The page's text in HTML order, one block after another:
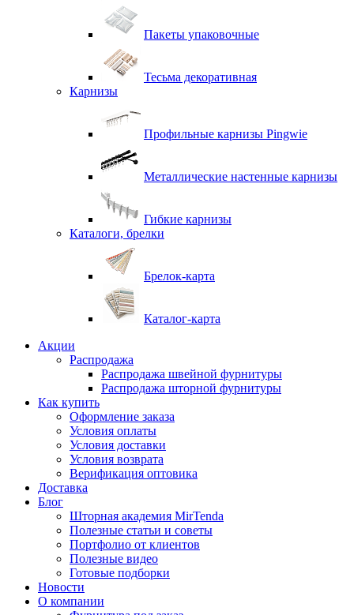
Пакеты упаковочные
Тесьма декоративная
Карнизы
Профильные карнизы Pingwie
Металлические настенные карнизы
Гибкие карнизы
Каталоги, брелки
Брелок-карта
Каталог-карта
Акции
Распродажа
Распродажа швейной фурнитуры
Распродажа шторной фурнитуры
Как купить
Оформление заказа
Условия оплаты
Условия доставки
Условия возврата
Верификация оптовика
Доставка
Блог
Шторная академия MirTenda
Полезные статьи и советы
Портфолио от клиентов
Полезные видео
Готовые подборки
Новости
О компании